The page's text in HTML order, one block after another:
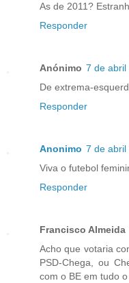
As de 2011?
Responder
Anónimo 7 de abril
De extrema-
Responder
Anonimo 7 de abril
Viva o futebol
Responder
Francisco Almeida
Acho que votaria
PSD-Chega, ou
com o BE em tudo